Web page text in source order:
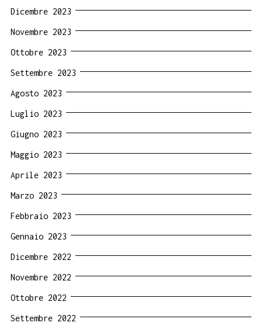
Dicembre 2023
Novembre 2023
Ottobre 2023
Settembre 2023
Agosto 2023
Luglio 2023
Giugno 2023
Maggio 2023
Aprile 2023
Marzo 2023
Febbraio 2023
Gennaio 2023
Dicembre 2022
Novembre 2022
Ottobre 2022
Settembre 2022